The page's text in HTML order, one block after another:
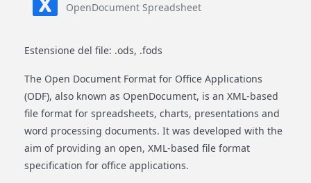
OpenDocument Spreadsheet
Estensione del file: .ods, .fods
The Open Document Format for Office Applications
(ODF), also known as OpenDocument, is an XML-based
file format for spreadsheets, charts, presentations and
word processing documents. It was developed with the
aim of providing an open, XML-based file format
specification for office applications.